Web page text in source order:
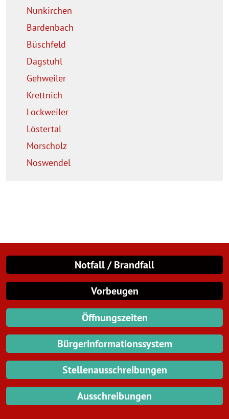
Nunkirchen
Bardenbach
Büschfeld
Dagstuhl
Gehweiler
Krettnich
Lockweiler
Löstertal
Morscholz
Noswendel
Notfall / Brandfall
Vorbeugen
Öffnungszeiten
Bürgerinformationssystem
Stellenausschreibungen
Ausschreibungen